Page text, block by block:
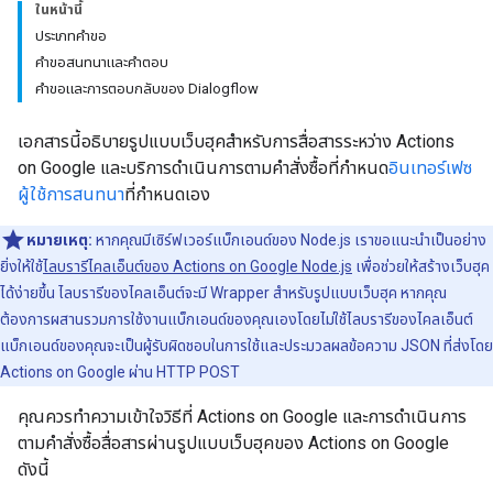
ในหน้านี้
ประเภทคำขอ
คำขอสนทนาและคำตอบ
คำขอและการตอบกลับของ Dialogflow
เอกสารนี้อธิบายรูปแบบเว็บฮุคสำหรับการสื่อสารระหว่าง Actions
on Google และบริการดำเนินการตามคำสั่งซื้อที่กำหนดอินเทอร์เฟซ
ผู้ใช้การสนทนาที่กำหนดเอง
หมายเหตุ: หากคุณมีเซิร์ฟเวอร์แบ็กเอนด์ของ Node.js เราขอแนะนำเป็นอย่าง
ยิ่งให้ใช้ไลบรารีไคลเอ็นต์ของ Actions on Google Node.js เพื่อช่วยให้สร้างเว็บฮุค
ได้ง่ายขึ้น ไลบรารีของไคลเอ็นต์จะมี Wrapper สำหรับรูปแบบเว็บฮุค หากคุณ
ต้องการผสานรวมการใช้งานแบ็กเอนด์ของคุณเองโดยไม่ใช้ไลบรารีของไคลเอ็นต์
แบ็กเอนด์ของคุณจะเป็นผู้รับผิดชอบในการใช้และประมวลผลข้อความ JSON ที่ส่งโดย
Actions on Google ผ่าน HTTP POST
คุณควรทำความเข้าใจวิธีที่ Actions on Google และการดำเนินการ
ตามคำสั่งซื้อสื่อสารผ่านรูปแบบเว็บฮุคของ Actions on Google
ดังนี้